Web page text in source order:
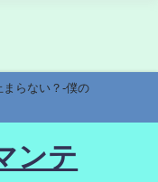
らない？-僕の
ンテ